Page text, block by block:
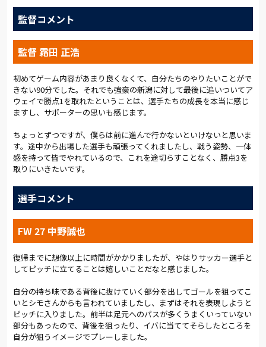
立ち上がりから積極的にアプローチを仕掛けていく。存在感を
発揮したのが右サイドハーフに入った馬渡だ。高い位置で相手
にプレッシャーをかけ、奪ったボールを素早く前線に繋いだ。
右サイドバックの松本もアップダウンを繰り返した。サイドを
崩して、クロスから河田の得点力を生かす。攻撃の意図は明確だ
った。しかし、前半は新潟にボールを支配され、セットプレー
から何度もピンチを招いた。霜田監督も「球際で勝てるような
入り方をしなければいけなかった」と反省を口にした。
21分には新潟のロメロ・フランクのヘディングシュートがバー
優勢にゲームを進めていく。そして33分、新潟に先制点を許し
た。セットプレーのあとのクリアボールを島田に蹴り込まれて
しまった。
43分にはセットプレーからチャンスをつかんだ。相手のクリア
ボールに反応した馬渡が至近距離からシュート。相手GKが弾い
たボールを奥抜が頭で押し込んだ。しかし、相手にクリアされ
てゴールネットを揺らすことができない。1点ビハインドのまま
ハーフタイムを迎えた。
ベンチが動いた。後半のスタートから松本に代えてイバを投
入。前線に厚みを持たせた。さっそく効果が現れた。47分、河
に運んだ。前線に残っていた三門が左サイドでパスを受けると、
中に切り返してシュート。枠をとらえることはできなかった
が、決定的なシーンだった。
GK南のビッグセーブも飛び出した。52分、献上したPKをストッ
監督コメント
監督 霜田 正浩
初めてゲーム内容があまり良くなくて、自分たちのやりたいことがで
きない90分でした。それでも強豪の新潟に対して最後に追いついてア
ウェイで勝点1を取れたということは、選手たちの成長を本当に感じ
ますし、サポーターの思いも感じます。
ちょっとずつですが、僕らは前に進んで行かないといけないと思いま
す。途中から出場した選手も頑張ってくれましたし、戦う姿勢、一体
感を持って皆でやれているので、これを途切らすことなく、勝点3を
取りにいきたいです。
選手コメント
FW 27 中野誠也
復帰までに想像以上に時間がかかりましたが、やはりサッカー選手と
してピッチに立てることは嬉しいことだなと感じました。
自分の持ち味である背後に抜けていく部分を出してゴールを狙ってこ
いとシモさんからも言われていましたし、まずはそれを表現しようと
ピッチに入りました。前半は足元へのパスが多くうまくいっていない
部分もあったので、背後を狙ったり、イバに当ててそらしたところを
自分が狙うイメージでプレーしました。